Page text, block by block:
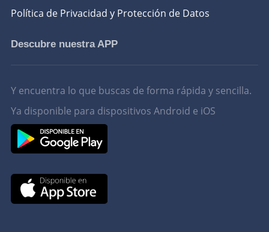
Política de Privacidad y Protección de Datos
Descubre nuestra APP
Y encuentra lo que buscas de forma rápida y sencilla.
Ya disponible para dispositivos Android e iOS